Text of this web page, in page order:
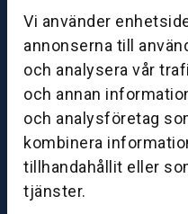
Vi använder
annonserna till
och analysera vår
och annan
och analysföretag
kombinera
tillhandahållit eller
tjänster.
B
S
k
ö
v
d